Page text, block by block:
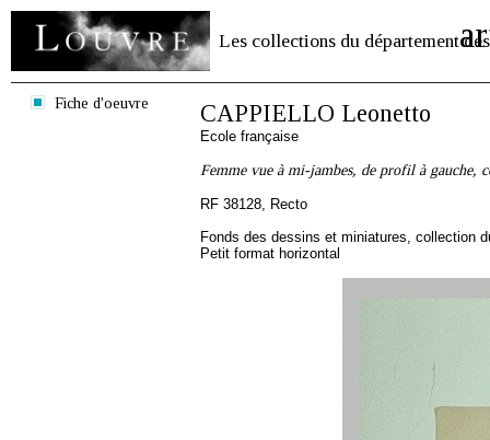
Les collections du département des
Fiche d'oeuvre CAPPIELLO Leonetto
Ecole française
Femme vue à mi-jambes, de profil à gauche,
RF 38128, Recto
Fonds des dessins et miniatures, collection
Petit format horizontal